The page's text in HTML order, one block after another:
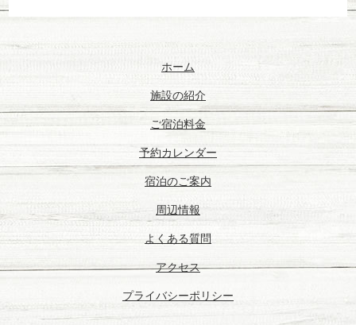
ホーム
施設の紹介
ご宿泊料金
予約カレンダー
宿泊のご案内
周辺情報
よくある質問
アクセス
プライバシーポリシー